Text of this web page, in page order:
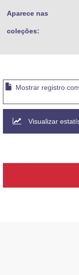
Aparece nas
coleções:
Mostrar registro
Visualizar